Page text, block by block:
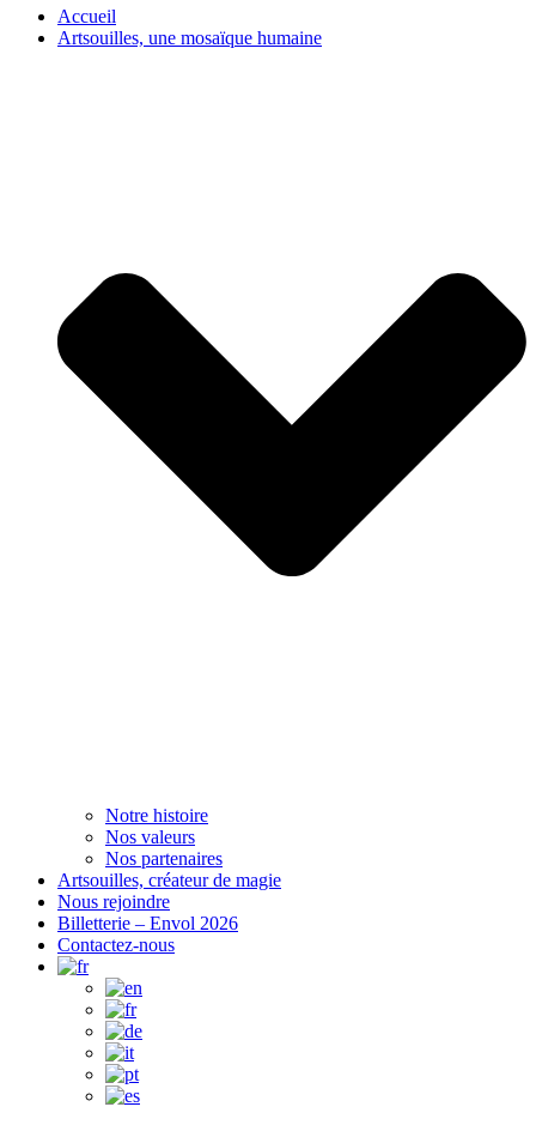
Accueil
Artsouilles, une mosaïque humaine
Notre histoire
Nos valeurs
Nos partenaires
Artsouilles, créateur de magie
Nous rejoindre
Billetterie – Envol 2026
Contactez-nous